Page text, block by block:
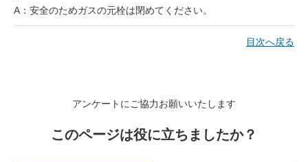
0120-544-209
月曜日 ～ 土曜日 9：00 ～ 19：00
A：安全のためガスの元栓は閉めてください。
目次へ戻る
アンケートにご協力お願いいたします
このページは役に立ちましたか？